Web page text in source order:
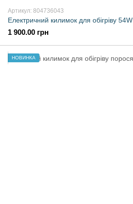
Артикул: 804736043
Електричний килимок для обігріву 54W
1 900.00 грн
НОВИНКА